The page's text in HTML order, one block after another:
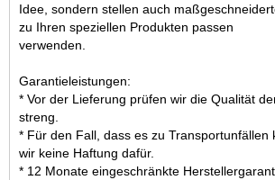
Idee, sondern stellen auch
zu Ihren speziellen Produkten passen
verwenden.
Garantieleistungen:
* Vor der Lieferung prüfen wir die Qualität
streng.
* Für den Fall, dass es zu Transportunfällen
wir keine Haftung dafür.
* 12 Monate eingeschränkte